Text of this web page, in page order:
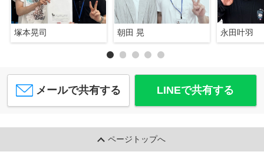
塚本晃司 朝田 晃 永田叶羽
メールで共有する LINEで共有する
ページトップへ